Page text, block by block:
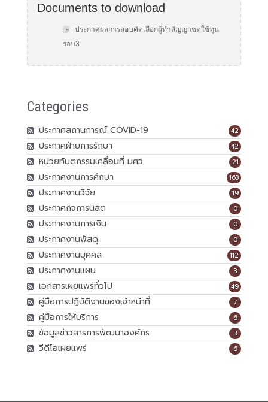
Documents to download
ประกาศผลการสอบคัดเลือกผู้ทำสัญญาชดใช้ทุน
รอบ3
Categories
42
ประกาศสถานการณ์ COVID-19
42
ประกาศฝ่ายการรักษา
21
หน่วยทันตกรรมเคลื่อนที่ มศว
163
ประกาศงานการศึกษา
19
ประกาศงานวิจัย
0
ประกาศกิจการนิสิต
0
ประกาศงานการเงิน
0
ประกาศงานพัสดุ
112
ประกาศงานบุคคล
3
ประกาศงานแผน
49
เอกสารเผยแพร่ทั่วไป
7
คู่มือการปฏิบัติงานของเจ้าหน้าที่
6
คู่มือการให้บริการ
3
ข้อมูลข่าวสารการพัฒนาองค์กร
6
วีดีโอเผยแพร่